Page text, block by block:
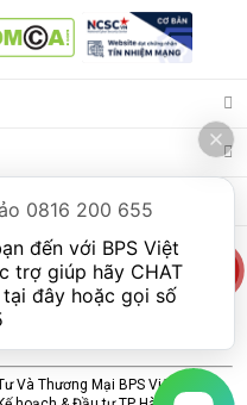
tinh khiết đã được lọc sạch
trợ vận hành, đảm bảo áp
đầy nước.
MẠI BPS VIỆT NAM
Phường Hà Đông, Thành phố Hà
Và Thương Mại BPS Việt Nam.
0816 200 655
đến với BPS Việt
trợ giúp hãy CHAT